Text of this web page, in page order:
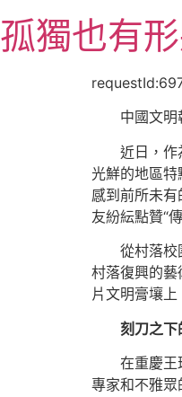
至
主
孤獨也有
中國文
近日，作
光鮮的地區
感到前所未
友紛紜點贊“
從村落校
村落復興的藝
片文明膏壤
刻刀之
在重慶王
專家和不雅